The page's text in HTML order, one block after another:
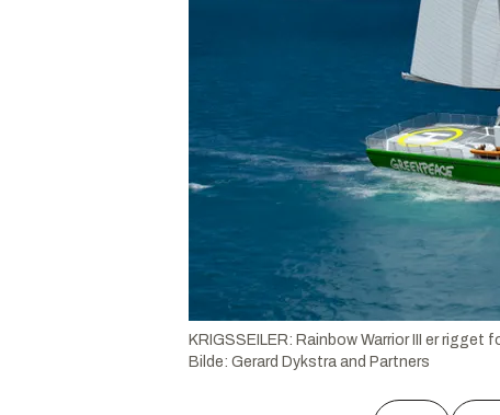
KRIGSSEILER: Rainbow Warrior III er
Bilde: Gerard Dykstra and Partners